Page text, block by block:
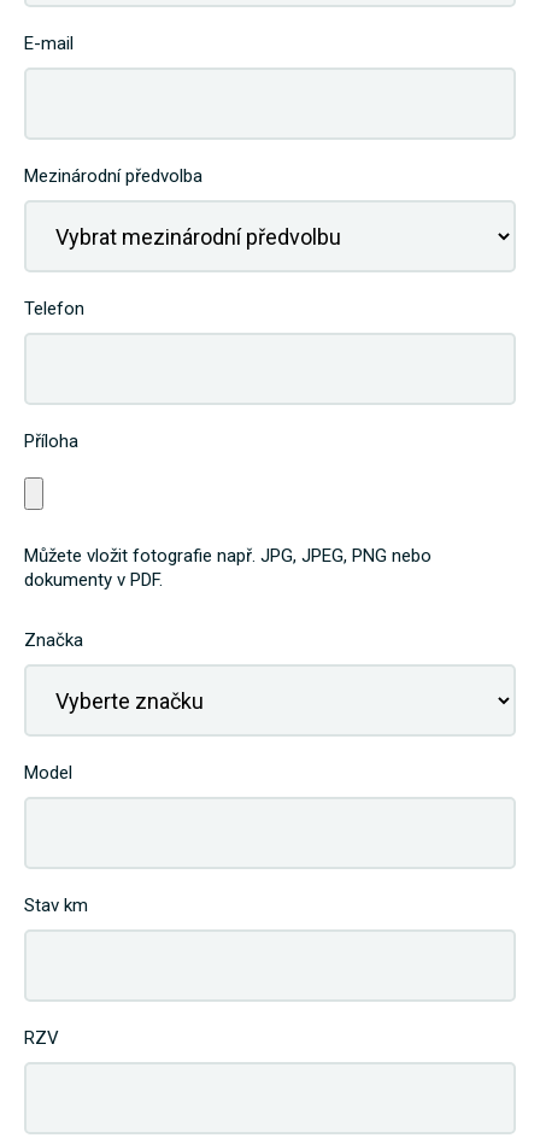
E-mail
Mezinárodní předvolba
Telefon
Příloha
Můžete vložit fotografie např. JPG, JPEG, PNG nebo
dokumenty v PDF.
Značka
Model
Stav km
RZV